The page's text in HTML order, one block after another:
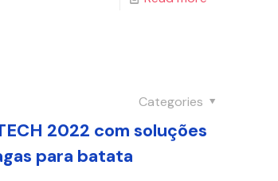
Categories
2022 com soluções
para batata